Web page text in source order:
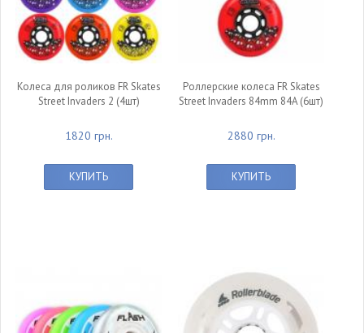
Колеса для роликов FR Skates
Street Invaders 2 (4шт)
1820 грн.
КУПИТЬ
Роллерские колеса FR Skates
Street Invaders 84mm 84A (6шт)
2880 грн.
КУПИТЬ